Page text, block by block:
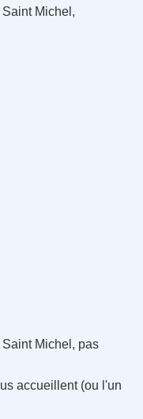
Michel,
Michel, pas
accueillent (ou l'un